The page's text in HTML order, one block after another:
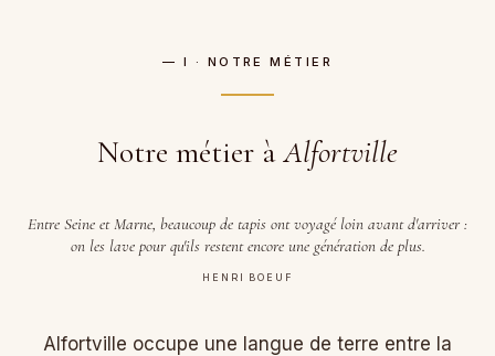
— I · NOTRE MÉTIER
Notre métier àAlfortville
Entre Seine et Marne, beaucoup de tapis ont voyagé loin avant d'arriver :
on les lave pour qu'ils restent encore une génération de plus.
HENRI BOEUF
Alfortville occupe une langue de terre entre la